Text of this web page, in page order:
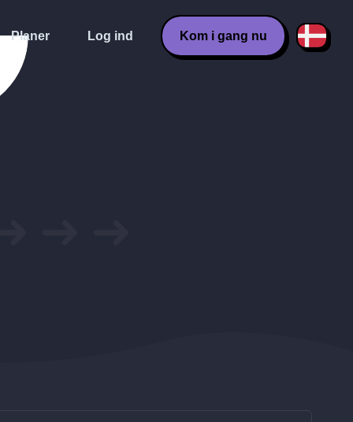
Planer Log ind Kom i gang nu